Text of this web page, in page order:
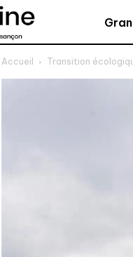
Accueil Transition